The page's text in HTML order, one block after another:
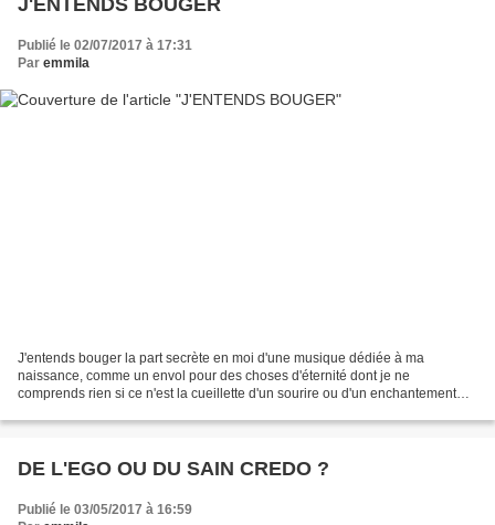
Publié le 02/07/2017 à 17:31
Par emmila
J'entends bouger la part secrète en moi d'une musique dédiée à ma
naissance, comme un envol pour des choses d'éternité dont je ne
comprends rien si ce n'est la cueillette d'un sourire ou d'un enchantement
DE L'EGO OU DU SAIN CREDO ?
Publié le 03/05/2017 à 16:59